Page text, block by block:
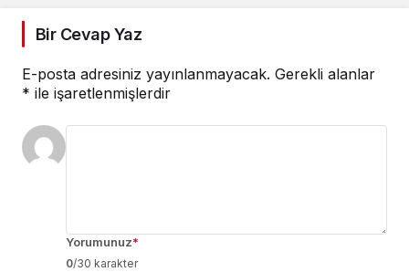
Bir Cevap Yaz
E-posta adresiniz yayınlanmayacak. Gerekli alanlar
* ile işaretlenmişlerdir
Yorumunuz*
0/30 karakter